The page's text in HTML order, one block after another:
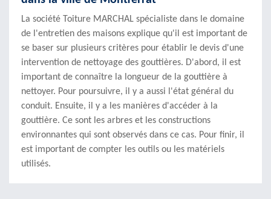
La société Toiture MARCHAL spécialiste dans le domaine
de l'entretien des maisons explique qu'il est important de
se baser sur plusieurs critères pour établir le devis d'une
intervention de nettoyage des gouttières. D'abord, il est
important de connaître la longueur de la gouttière à
nettoyer. Pour poursuivre, il y a aussi l'état général du
conduit. Ensuite, il y a les manières d'accéder à la
gouttière. Ce sont les arbres et les constructions
environnantes qui sont observés dans ce cas. Pour finir, il
est important de compter les outils ou les matériels
utilisés.